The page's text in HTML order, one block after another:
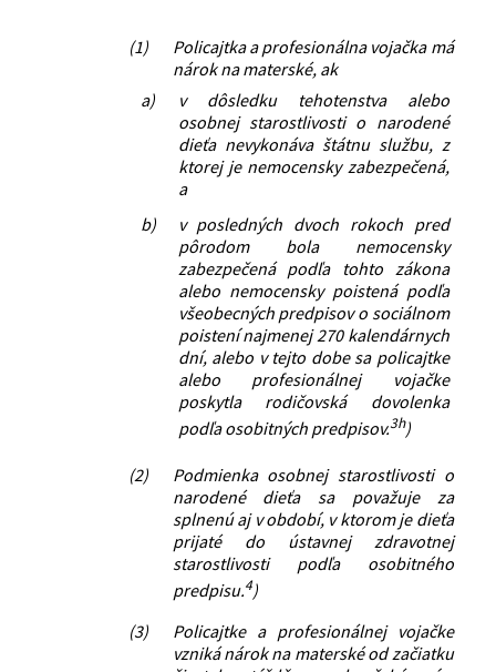
(1)
Policajtka a profesionálna vojačka má
nárok na materské, ak
a)
v dôsledku tehotenstva alebo
osobnej starostlivosti o narodené
dieťa nevykonáva štátnu službu, z
ktorej je nemocensky zabezpečená,
a
b)
v posledných dvoch rokoch pred
pôrodom bola nemocensky
zabezpečená podľa tohto zákona
alebo nemocensky poistená podľa
všeobecných predpisov o sociálnom
poistení najmenej 270 kalendárnych
dní, alebo v tejto dobe sa policajtke
alebo profesionálnej vojačke
poskytla rodičovská dovolenka
podľa osobitných predpisov.3h)
(2)
Podmienka osobnej starostlivosti o
narodené dieťa sa považuje za
splnenú aj v období, v ktorom je dieťa
prijaté do ústavnej zdravotnej
starostlivosti podľa osobitného
predpisu.4)
(3)
Policajtke a profesionálnej vojačke
vzniká nárok na materské od začiatku